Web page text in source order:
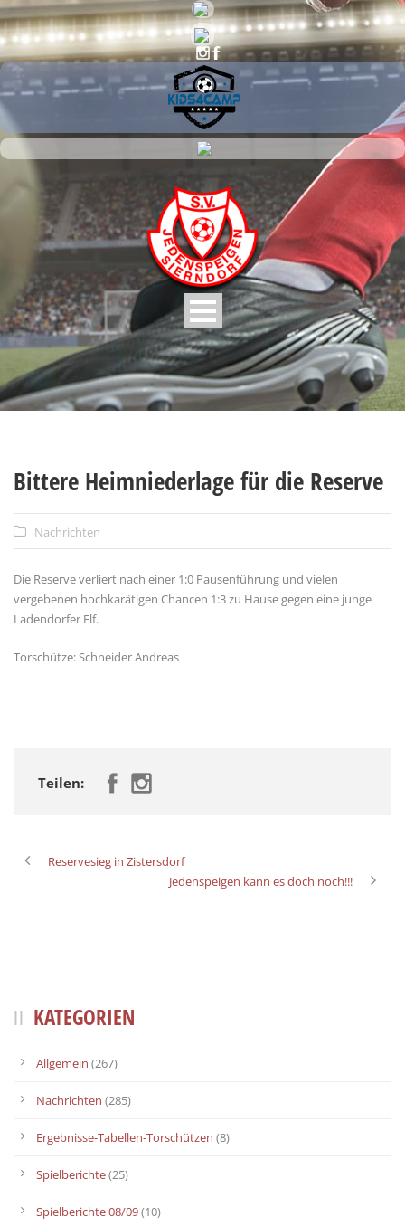
Bittere Heimniederlage für die Reserve
Nachrichten
Die Reserve verliert nach einer 1:0 Pausenführung und vielen
vergebenen hochkarätigen Chancen 1:3 zu Hause gegen eine junge
Ladendorfer Elf.
Torschütze: Schneider Andreas
Teilen:
Reservesieg in Zistersdorf
Jedenspeigen kann es doch noch!!!
KATEGORIEN
Allgemein (267)
Nachrichten (285)
Ergebnisse-Tabellen-Torschützen (8)
Spielberichte(25)
Spielberichte 08/09(10)